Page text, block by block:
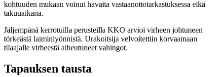
kohtuuden mukaan voinut havaita vastaanottotarkastuksessa eikä
takuuaikana.
Jäljempänä kerrotuilla perusteilla KKO arvioi virheen johtuneen
törkeästä laiminlyönnistä. Urakoitsija velvoitettiin korvaamaan
tilaajalle virheestä aiheutuneet vahingot.
Tapauksen tausta